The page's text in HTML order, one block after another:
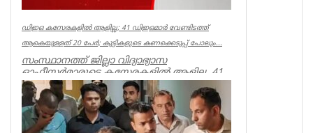
ഡിഇഒ കസേരകളില്‍ ആളില്ല; 41 ഡിഇഒമാര്‍ വേണ്ടിടത്ത്
ആകെയുള്ളത് 20 പേര്‍; കുട്ടികളുടെ കണക്കെടുപ്പ് പോലും...
സംസ്ഥാനത്ത് ജില്ലാ വിദ്യാഭ്യാസ
ഓഫീസര്‍മാരുടെ കസേരകളില്‍ ആളില്ല. 41
ഡിഇഒമാരില്‍ നിലവില്‍ ഉള്ളത് 20 പ...
Kerala